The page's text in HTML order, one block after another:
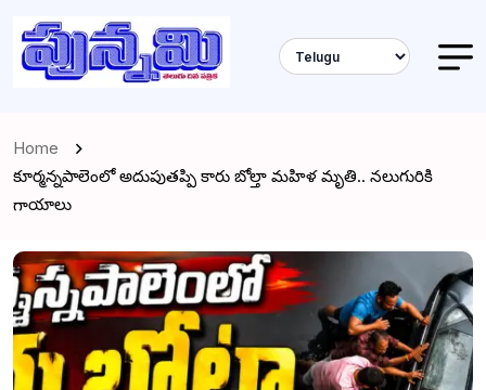
Home
కూర్మన్నపాలెంలో అదుపుతప్పి కారు బోల్తా మహిళ మృతి.. నలుగురికి
గాయాలు